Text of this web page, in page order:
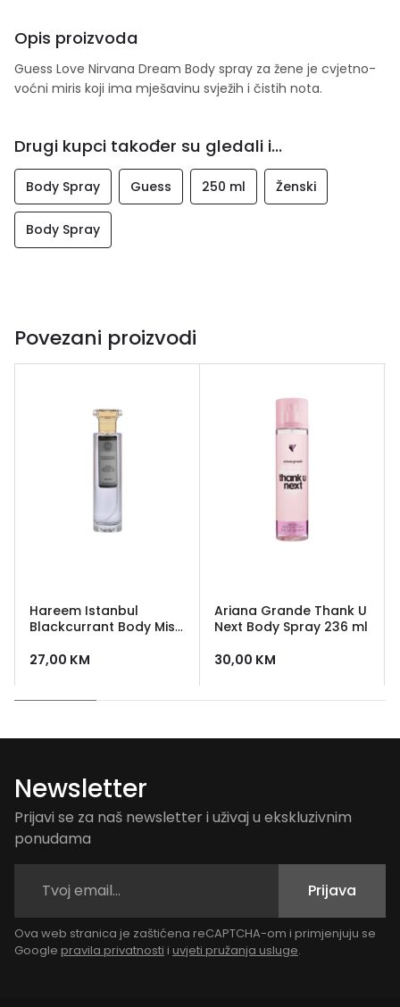
Opis proizvoda
Guess Love Nirvana Dream Body spray za žene je cvjetno-
voćni miris koji ima mješavinu svježih i čistih nota.
Drugi kupci također su gledali i...
Body Spray Guess 250 ml Ženski
Body Spray
Povezani proizvodi
Hareem Istanbul
Blackcurrant Body Mist
27,00 KM
Ariana Grande Thank U
Next Body Spray 236 ml
30,00 KM
Newsletter
Prijavi se za naš newsletter i uživaj u ekskluzivnim
ponudama
Prijava
Ova web stranica je zaštićena reCAPTCHA-om i primjenjuju se
Google pravila privatnosti i uvjeti pružanja usluge.